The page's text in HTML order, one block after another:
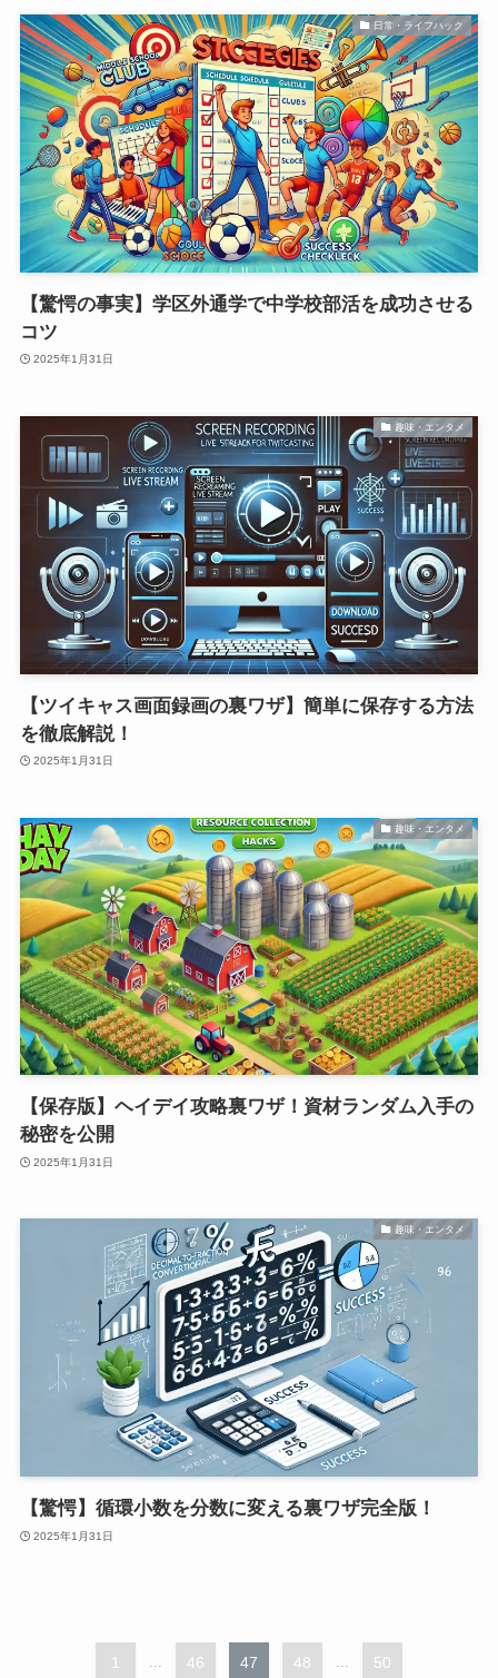
日常・ライフハック
【驚愕の事実】学区外通学で中学校部活を成功させる
コツ
2025年1月31日
趣味・エンタメ
【ツイキャス画面録画の裏ワザ】簡単に保存する方法
を徹底解説！
2025年1月31日
趣味・エンタメ
【保存版】ヘイデイ攻略裏ワザ！資材ランダム入手の
秘密を公開
2025年1月31日
趣味・エンタメ
【驚愕】循環小数を分数に変える裏ワザ完全版！
2025年1月31日
1 ... 46 47 48 ... 50